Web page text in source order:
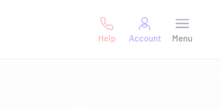
Help Account Menu